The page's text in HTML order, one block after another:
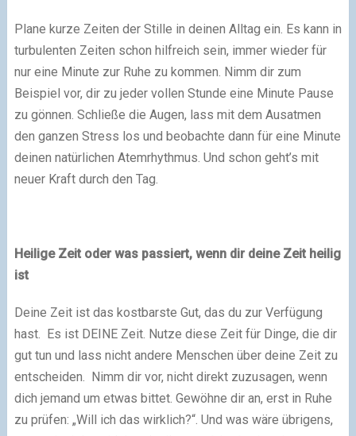
Plane kurze Zeiten der Stille in deinen Alltag ein. Es kann in
turbulenten Zeiten schon hilfreich sein, immer wieder für
nur eine Minute zur Ruhe zu kommen. Nimm dir zum
Beispiel vor, dir zu jeder vollen Stunde eine Minute Pause
zu gönnen. Schließe die Augen, lass mit dem Ausatmen
den ganzen Stress los und beobachte dann für eine Minute
deinen natürlichen Atemrhythmus. Und schon geht’s mit
neuer Kraft durch den Tag.
Heilige Zeit oder was passiert, wenn dir deine Zeit heilig
ist
Deine Zeit ist das kostbarste Gut, das du zur Verfügung
hast. Es ist DEINE Zeit. Nutze diese Zeit für Dinge, die dir
gut tun und lass nicht andere Menschen über deine Zeit zu
entscheiden. Nimm dir vor, nicht direkt zuzusagen, wenn
dich jemand um etwas bittet. Gewöhne dir an, erst in Ruhe
zu prüfen: „Will ich das wirklich?“. Und was wäre übrigens,